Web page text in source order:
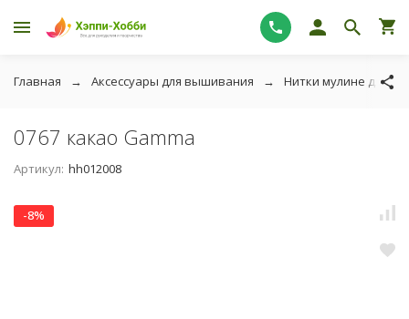
Главная Аксессуары для вышивания Нитки мулине для
0767 какао Gamma
Артикул: hh012008
-8%